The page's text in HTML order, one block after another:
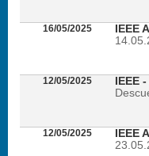
16/05/2025
IEEE
12/05/2025
12/05/2025
IEEE